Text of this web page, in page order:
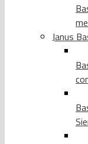
Janus